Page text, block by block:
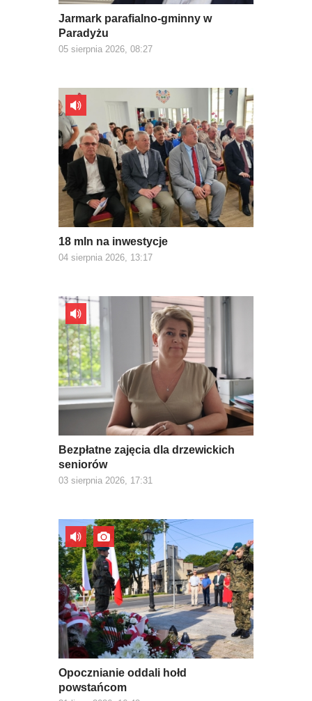
Jarmark parafialno-gminny w
Paradyżu
05 sierpnia 2026, 08:27
18 mln na inwestycje
04 sierpnia 2026, 13:17
Bezpłatne zajęcia dla drzewickich
seniorów
03 sierpnia 2026, 17:31
Opocznianie oddali hołd
powstańcom